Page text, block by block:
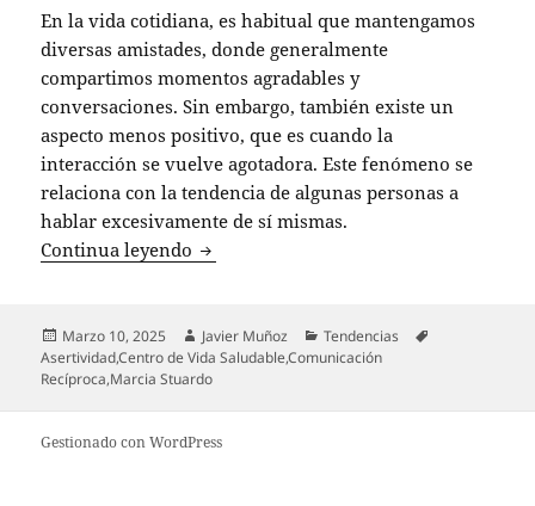
En la vida cotidiana, es habitual que mantengamos
diversas amistades, donde generalmente
compartimos momentos agradables y
conversaciones. Sin embargo, también existe un
aspecto menos positivo, que es cuando la
interacción se vuelve agotadora. Este fenómeno se
relaciona con la tendencia de algunas personas a
hablar excesivamente de sí mismas.
Continua leyendo La psicóloga Marcia Stuardo advierte
Publicado
el
Marzo 10, 2025 Autor
Javier Muñoz Categorías
Tendencias
Asertividad,Centro de Vida Saludable,Comunicación
Recíproca,Marcia Stuardo
Gestionado con WordPress